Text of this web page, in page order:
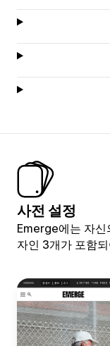
사전 설정
Emerge에는 자신
자인 3개가 포함